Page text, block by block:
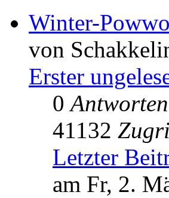
Winter-
von
Erster
0Antworten
41132
Letzter
am Fr, 2.